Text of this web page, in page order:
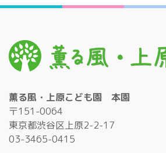
薫る風・上原こども園 本園
〒151-0064
東京都渋谷区上原2-2-17
03-3465-0415